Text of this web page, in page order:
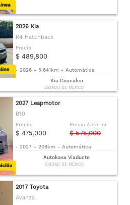
2026 Kia
K4 Hatchback
Precio
$ 489,800
- 2026 - 5,641km - Automática
Kia Coacalco
ESTADO DE MÉXICO
2027 Leapmotor
B10
Precio
$ 475,000
Precio Anterior
$ 575,000
- 2027 - 208km - Automática
Autokasa Viaducto
CIUDAD DE MÉXICO
2017 Toyota
Avanza